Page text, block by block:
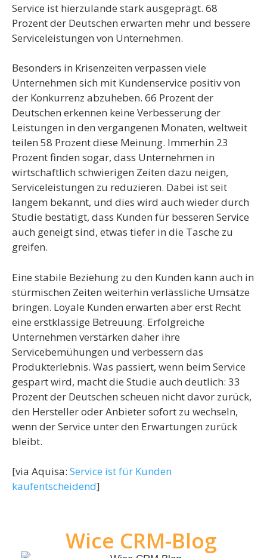
Service ist hierzulande stark ausgeprägt. 68
Prozent der Deutschen erwarten mehr und bessere
Serviceleistungen von Unternehmen.
Besonders in Krisenzeiten verpassen viele
Unternehmen sich mit Kundenservice positiv von
der Konkurrenz abzuheben. 66 Prozent der
Deutschen erkennen keine Verbesserung der
Leistungen in den vergangenen Monaten, weltweit
teilen 58 Prozent diese Meinung. Immerhin 23
Prozent finden sogar, dass Unternehmen in
wirtschaftlich schwierigen Zeiten dazu neigen,
Serviceleistungen zu reduzieren. Dabei ist seit
langem bekannt, und dies wird auch wieder durch
Studie bestätigt, dass Kunden für besseren Service
auch geneigt sind, etwas tiefer in die Tasche zu
greifen.
Eine stabile Beziehung zu den Kunden kann auch in
stürmischen Zeiten weiterhin verlässliche Umsätze
bringen. Loyale Kunden erwarten aber erst Recht
eine erstklassige Betreuung. Erfolgreiche
Unternehmen verstärken daher ihre
Servicebemühungen und verbessern das
Produkterlebnis. Was passiert, wenn beim Service
gespart wird, macht die Studie auch deutlich: 33
Prozent der Deutschen scheuen nicht davor zurück,
den Hersteller oder Anbieter sofort zu wechseln,
wenn der Service unter den Erwartungen zurück
bleibt.
[via Aquisa: Service ist für Kunden
kaufentscheidend]
Wice CRM-Blog